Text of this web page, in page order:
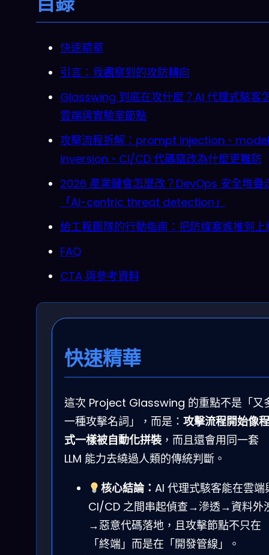
快速精華
引言：我觀察到的攻防轉向
Glasswing 到底在攻什麼？AI 代理式駭客
雲端與實驗室節點
攻擊流程拆解：prompt injection、model
inversion、CI/CD 代碼竄改為什麼更難防
2026 產業鏈會怎麼改？DevOps 安全堆疊
「AI-centric threat detection」
給工程團隊的行動指南：把防線塞進推到上
FAQ
CTA 與參考資料
快速精華
這次 Project Glasswing 的重點不是「又
一種攻擊名詞」，而是： 攻擊流程開始像程
式一樣被自動化拼裝，而且還會用同一套
LLM 能力去繞過人類的傳統判斷。
核心結論： AI 代理式駭客能在雲端
CI/CD 之間串起偵查→滲透→資料外
→惡意代碼落地，且攻擊節點不只在
「終端」而是在「開發管線」。